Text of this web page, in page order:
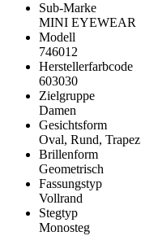
Sub-Marke
MINI EYEWEAR
Modell
746012
Herstellerfarbcode
603030
Zielgruppe
Damen
Gesichtsform
Oval, Rund, Trapez
Brillenform
Geometrisch
Fassungstyp
Vollrand
Stegtyp
Monosteg